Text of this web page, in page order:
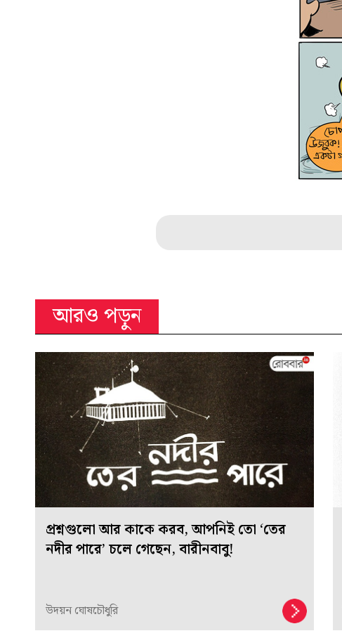
আরও পড়ুন
প্রশ্নগুলো আর কাকে করব, আপনিই তো ‘তের
নদীর পারে’ চলে গেছেন, বারীনবাবু!
উদয়ন ঘোষচৌধুরি